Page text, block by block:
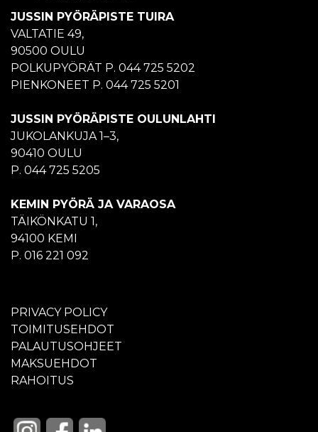
JUSSIN PYÖRÄPISTE TUIRA
VALTATIE 49,
90500 OULU
POLKUPYÖRÄT P. 044 725 5202
PIENKONEET P. 044 725 5201
JUSSIN PYÖRÄPISTE OULUNLAHTI
JUKOLANKUJA 1–3,
90410 OULU
P. 044 725 5205
KEMIN PYÖRÄ JA VARAOSA
TÄIKÖNKATU 1,
94100 KEMI
P. 016 221 092
PRIVACY POLICY
TOIMITUSEHDOT
PALAUTUSOHJEET
MAKSUEHDOT
RAHOITUS